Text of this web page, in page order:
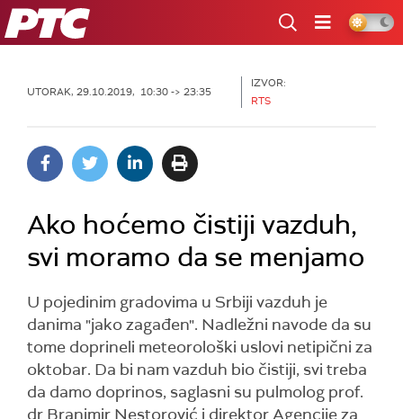
RTS
UTORAK, 29.10.2019, 10:30 -> 23:35
IZVOR:
RTS
Ako hoćemo čistiji vazduh,
svi moramo da se menjamo
U pojedinim gradovima u Srbiji vazduh je
danima "jako zagađen". Nadležni navode da su
tome doprineli meteorološki uslovi netipični za
oktobar. Da bi nam vazduh bio čistiji, svi treba
da damo doprinos, saglasni su pulmolog prof.
dr Branimir Nestorović i direktor Agencije za